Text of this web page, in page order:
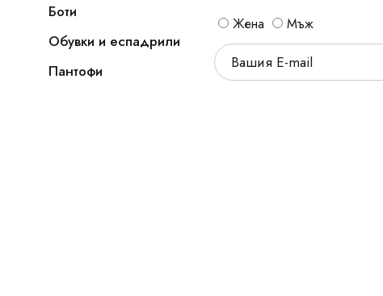
Боти
Обувки и еспадрили
Пантофи
Жена Мъж